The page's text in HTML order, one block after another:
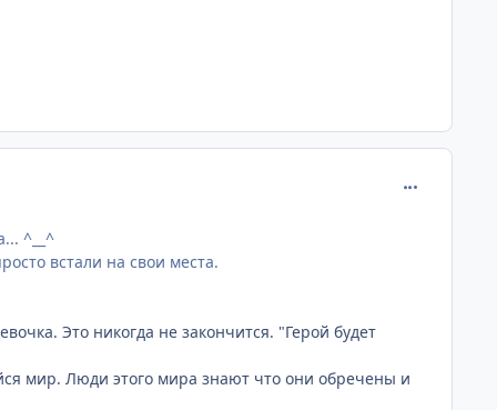
^__^
встали на свои места.
Это никогда не закончится. "Герой будет
мир. Люди этого мира знают что они обречены и